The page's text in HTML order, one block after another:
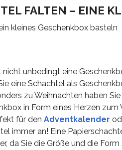
FALTEN – EINE
unbedingt eine
eine Schachtel als
zu Weihnachten haben
in Form eines Herzen
für den Adventkalender
immer an! Eine
da Sie die Größe und die